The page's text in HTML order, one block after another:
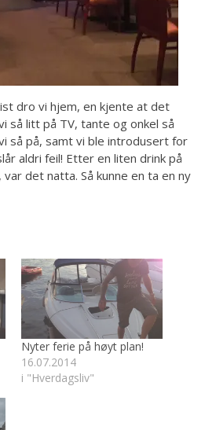
dro vi hjem, en kjente at det
så litt på TV, tante og onkel så
så på, samt vi ble introdusert for
aldri feil! Etter en liten drink på
det natta. Så kunne en ta en ny
Nyter ferie på høyt plan!
16.07.2014
i "Hverdagsliv"